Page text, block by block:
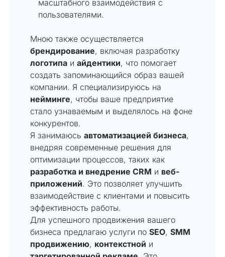
масштабного взаимодействия с
пользователями.
Мною также осуществляется
брендирование, включая разработку
логотипа и айдентики, что помогает
создать запоминающийся образ вашей
компании. Я специализируюсь на
нейминге, чтобы ваше предприятие
стало узнаваемым и выделялось на фоне
конкурентов.
Я занимаюсь автоматизацией бизнеса,
внедряя современные решения для
оптимизации процессов, таких как
разработка и внедрение CRM и веб-
приложений. Это позволяет улучшить
взаимодействие с клиентами и повысить
эффективность работы.
Для успешного продвижения вашего
бизнеса предлагаю услуги по SEO, SMM
продвижению, контекстной и